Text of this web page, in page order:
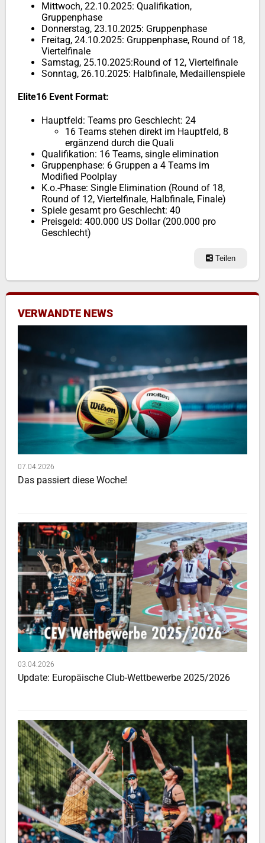
Mittwoch, 22.10.2025: Qualifikation,
Gruppenphase
Donnerstag, 23.10.2025: Gruppenphase
Freitag, 24.10.2025: Gruppenphase, Round of 18,
Viertelfinale
Samstag, 25.10.2025:Round of 12, Viertelfinale
Sonntag, 26.10.2025: Halbfinale, Medaillenspiele
Elite16 Event Format:
Hauptfeld: Teams pro Geschlecht: 24
16 Teams stehen direkt im Hauptfeld, 8
ergänzend durch die Quali
Qualifikation: 16 Teams, single elimination
Gruppenphase: 6 Gruppen a 4 Teams im
Modified Poolplay
K.o.-Phase: Single Elimination (Round of 18,
Round of 12, Viertelfinale, Halbfinale, Finale)
Spiele gesamt pro Geschlecht: 40
Preisgeld: 400.000 US Dollar (200.000 pro
Geschlecht)
Teilen
VERWANDTE NEWS
07.04.2026
Das passiert diese Woche!
03.04.2026
Update: Europäische Club-Wettbewerbe 2025/2026